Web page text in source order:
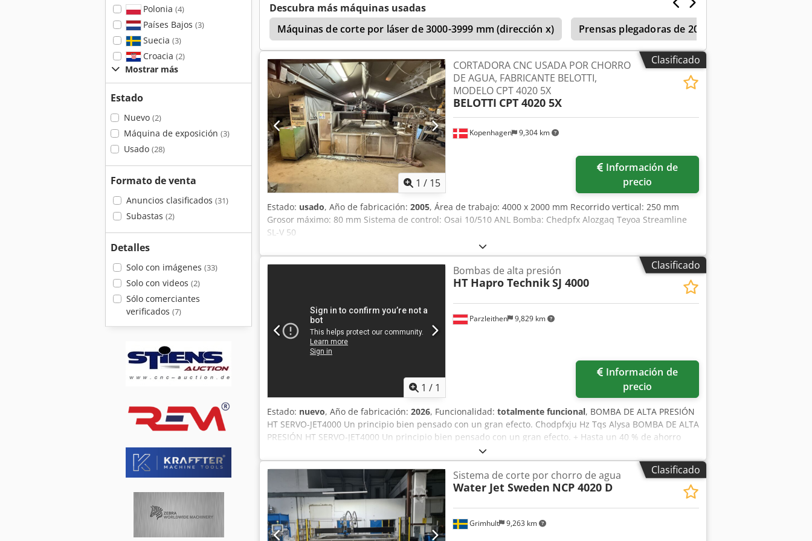
Polonia (4)
Países Bajos (3)
Suecia (3)
Croacia (2)
Mostrar más
Estado
Nuevo (2)
Máquina de exposición (3)
Usado (28)
Formato de venta
Anuncios clasificados (31)
Subastas (2)
Detalles
Solo con imágenes (33)
Solo con videos (2)
Sólo comerciantes
verificados (7)
Diversas piezas de desgaste como tuberías y boquillas extra Tolva para abrasivo Dosificador de abrasivo
Disponible de inmediato Cortadora por chorro de agua Flow Waterjet Flowcut Corte por chorro de agua
OMAX CNC plasma Hypertherm Láser fibra láser bystronic Amada Trumpf Accurl Bodor HSG JQ Nukon
Descubra más máquinas usadas
Máquinas de corte por láser de 3000-3999 mm (dirección x)
Prensas plegadoras de 200-299 t de presión
Sistema De Chorro De Agua
Clasificado
1 / 15
Kopenhagen 9,304 km
CORTADORA CNC USADA POR CHORRO
DE AGUA, FABRICANTE BELOTTI,
MODELO CPT 4020 5X
BELOTTI CPT 4020 5X
precio
Estado: usado, Año de fabricación: 2005, Área de trabajo: 4000 x 2000 mm Recorrido vertical: 250 mm
Grosor máximo: 80 mm Sistema de control: Osai 10/510 ANL Bomba: Chedpfx Alozgaq Teyoa Streamline
SL-V 50
Clasificado
Pedir más fotos
1 / 1
Parzleithen 9,829 km
Bombas de alta presión
HT Hapro TechnikSJ 4000
precio
Estado: nuevo, Año de fabricación: 2026, Funcionalidad: totalmente funcional, BOMBA DE ALTA PRESIÓN
HT SERVO-JET4000 Un principio bien pensado con un gran efecto. Chodpfxju Hz Tqs Alysa BOMBA DE ALTA
PRESIÓN HT SERVO-JET4000 Un principio bien pensado con un gran efecto. + Hasta un 40 % de ahorro
energético en comparación con los sistemas convencionales, Inversión subvencionable + Alta eficiencia
energética: servoaccionamiento directo, sin corriente reactiva, bajo y y flexible consumo de energía + Baja
carga conectada requerida: no hay consumo de energía cuando el sistema WSS está parado del sistema
WSS, adecuado para operaciones con bajo suministro de energía + Bomba de émbolo buzo de 3 pistones:
gran capacidad de litros y alto rendimiento de hasta el 98 %, sustituye a la tecnología de 6000 bar, largos
intervalos de mantenimiento, diseño sencillo, sin sistema hidráulico, sin fase de calentamiento y puesta
en marcha - lista para arrancar inmediatamente + Regulación permanente de la presión y amortiguación
de pulsaciones integrada: Reajuste continuo de la presión de corte al valor objetivo - sin fluctuaciones de
Clasificado
Grimhult 9,263 km
Sistema de corte por chorro de agua
Water Jet Sweden NCP 4020 D